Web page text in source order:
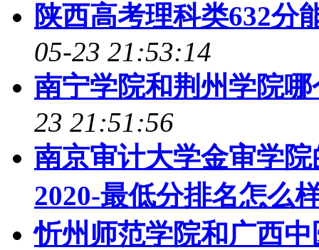
陕西高考理科类632分
05-23 21:53:14
南宁学院和荆州学院
23 21:51:56
南京审计大学金审学
2020-最低分排名怎么
忻州师范学院和广西